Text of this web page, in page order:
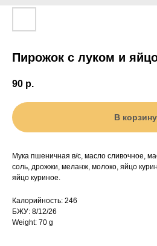
Пирожок с луком и
90 р.
В корзину
Мука пшеничная в/с, масло сливочное,
соль, дрожжи, меланж, молоко, яйцо
яйцо куриное.
Калорийность: 246
БЖУ: 8/12/26
Weight: 70 g